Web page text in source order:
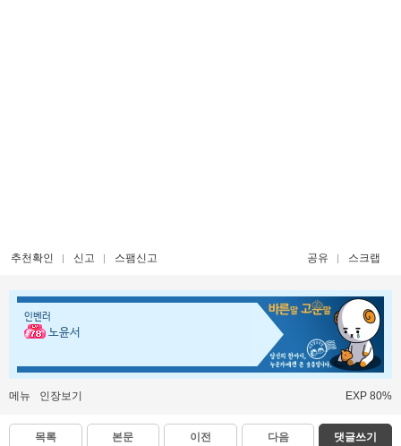
추천확인 신고 스팸신고 공유 스크랩
인벤러
노윤서
메뉴 인장보기 EXP 80%
목록 본문 이전 다음 댓글쓰기